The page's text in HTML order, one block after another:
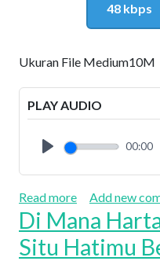
48 kbps
Ukuran File Medium10M
PLAY AUDIO
00:00
Read moreabout Makna
Add new
Di Mana
Situ Hatimu